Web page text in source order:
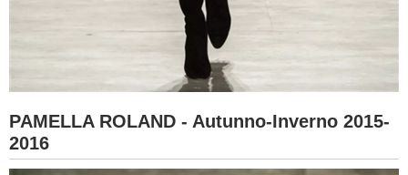
PAMELLA ROLAND - Autunno-Inverno 2015-
2016